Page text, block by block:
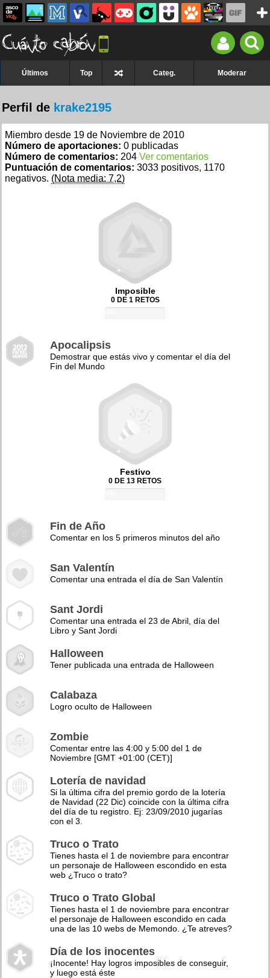
Últimos Top Categ. Moderar
Perfil de krake2195
Miembro desde 19 de Noviembre de 2010
Número de aportaciones: 0 publicadas
Número de comentarios: 204 Ver comentarios
Puntuación de comentarios: 3033 positivos, 1170
negativos. (Nota media: 7,2)
Imposible
0 DE 1 RETOS
Apocalipsis
Demostrar que estás vivo y comentar el día del
Fin del Mundo
Festivo
0 DE 13 RETOS
Fin de Año
Comentar en los 5 primeros minutos del año
San Valentín
Comentar una entrada el día de San Valentín
Sant Jordi
Comentar una entrada el 23 de Abril, día del
Libro y Sant Jordi
Halloween
Tener publicada una entrada de Halloween
Calabaza
Logro oculto de Halloween
Zombie
Comentar entre las 4:00 y 5:00 del 1 de
Noviembre [GMT +01:00 (CET)]
Lotería de navidad
Si la última cifra del premio gordo de la lotería
de Navidad (22 Dic) coincide con la última cifra
del día de tu registro. Ej: 23/09/2010 jugarías
con el 3.
Truco o Trato
Tienes hasta el 1 de noviembre para encontrar
un personaje de Halloween escondido en esta
web ¿Truco o trato?
Truco o Trato Global
Tienes hasta el 1 de noviembre para encontrar
el personaje de Halloween escondido en cada
una de las 10 webs de Memondo. ¿Te atreves?
Día de los inocentes
¡Inocente! Hay logros imposibles de conseguir,
y luego está éste